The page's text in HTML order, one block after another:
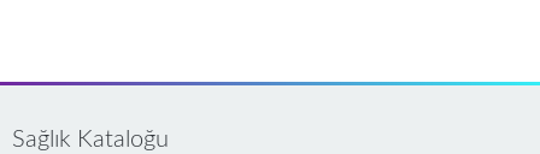
Sağlık Kataloğu